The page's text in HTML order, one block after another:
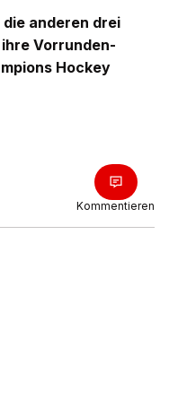
anderen drei
Vorrunden-
Hockey
Kommentieren